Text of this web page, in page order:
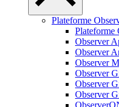
Plateforme
Plateforme
Observer
Observer
Observer
Observer
Observer
Observer